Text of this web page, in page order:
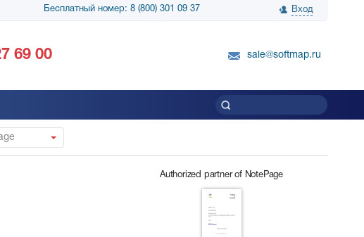
Бесплатный номер: 8 (800) 301 09 37 Вход
за поставку SnapGene...
благодарность SoftMap за помощь в
69 00 sale@softmap.ru
Authorized partner of NotePage